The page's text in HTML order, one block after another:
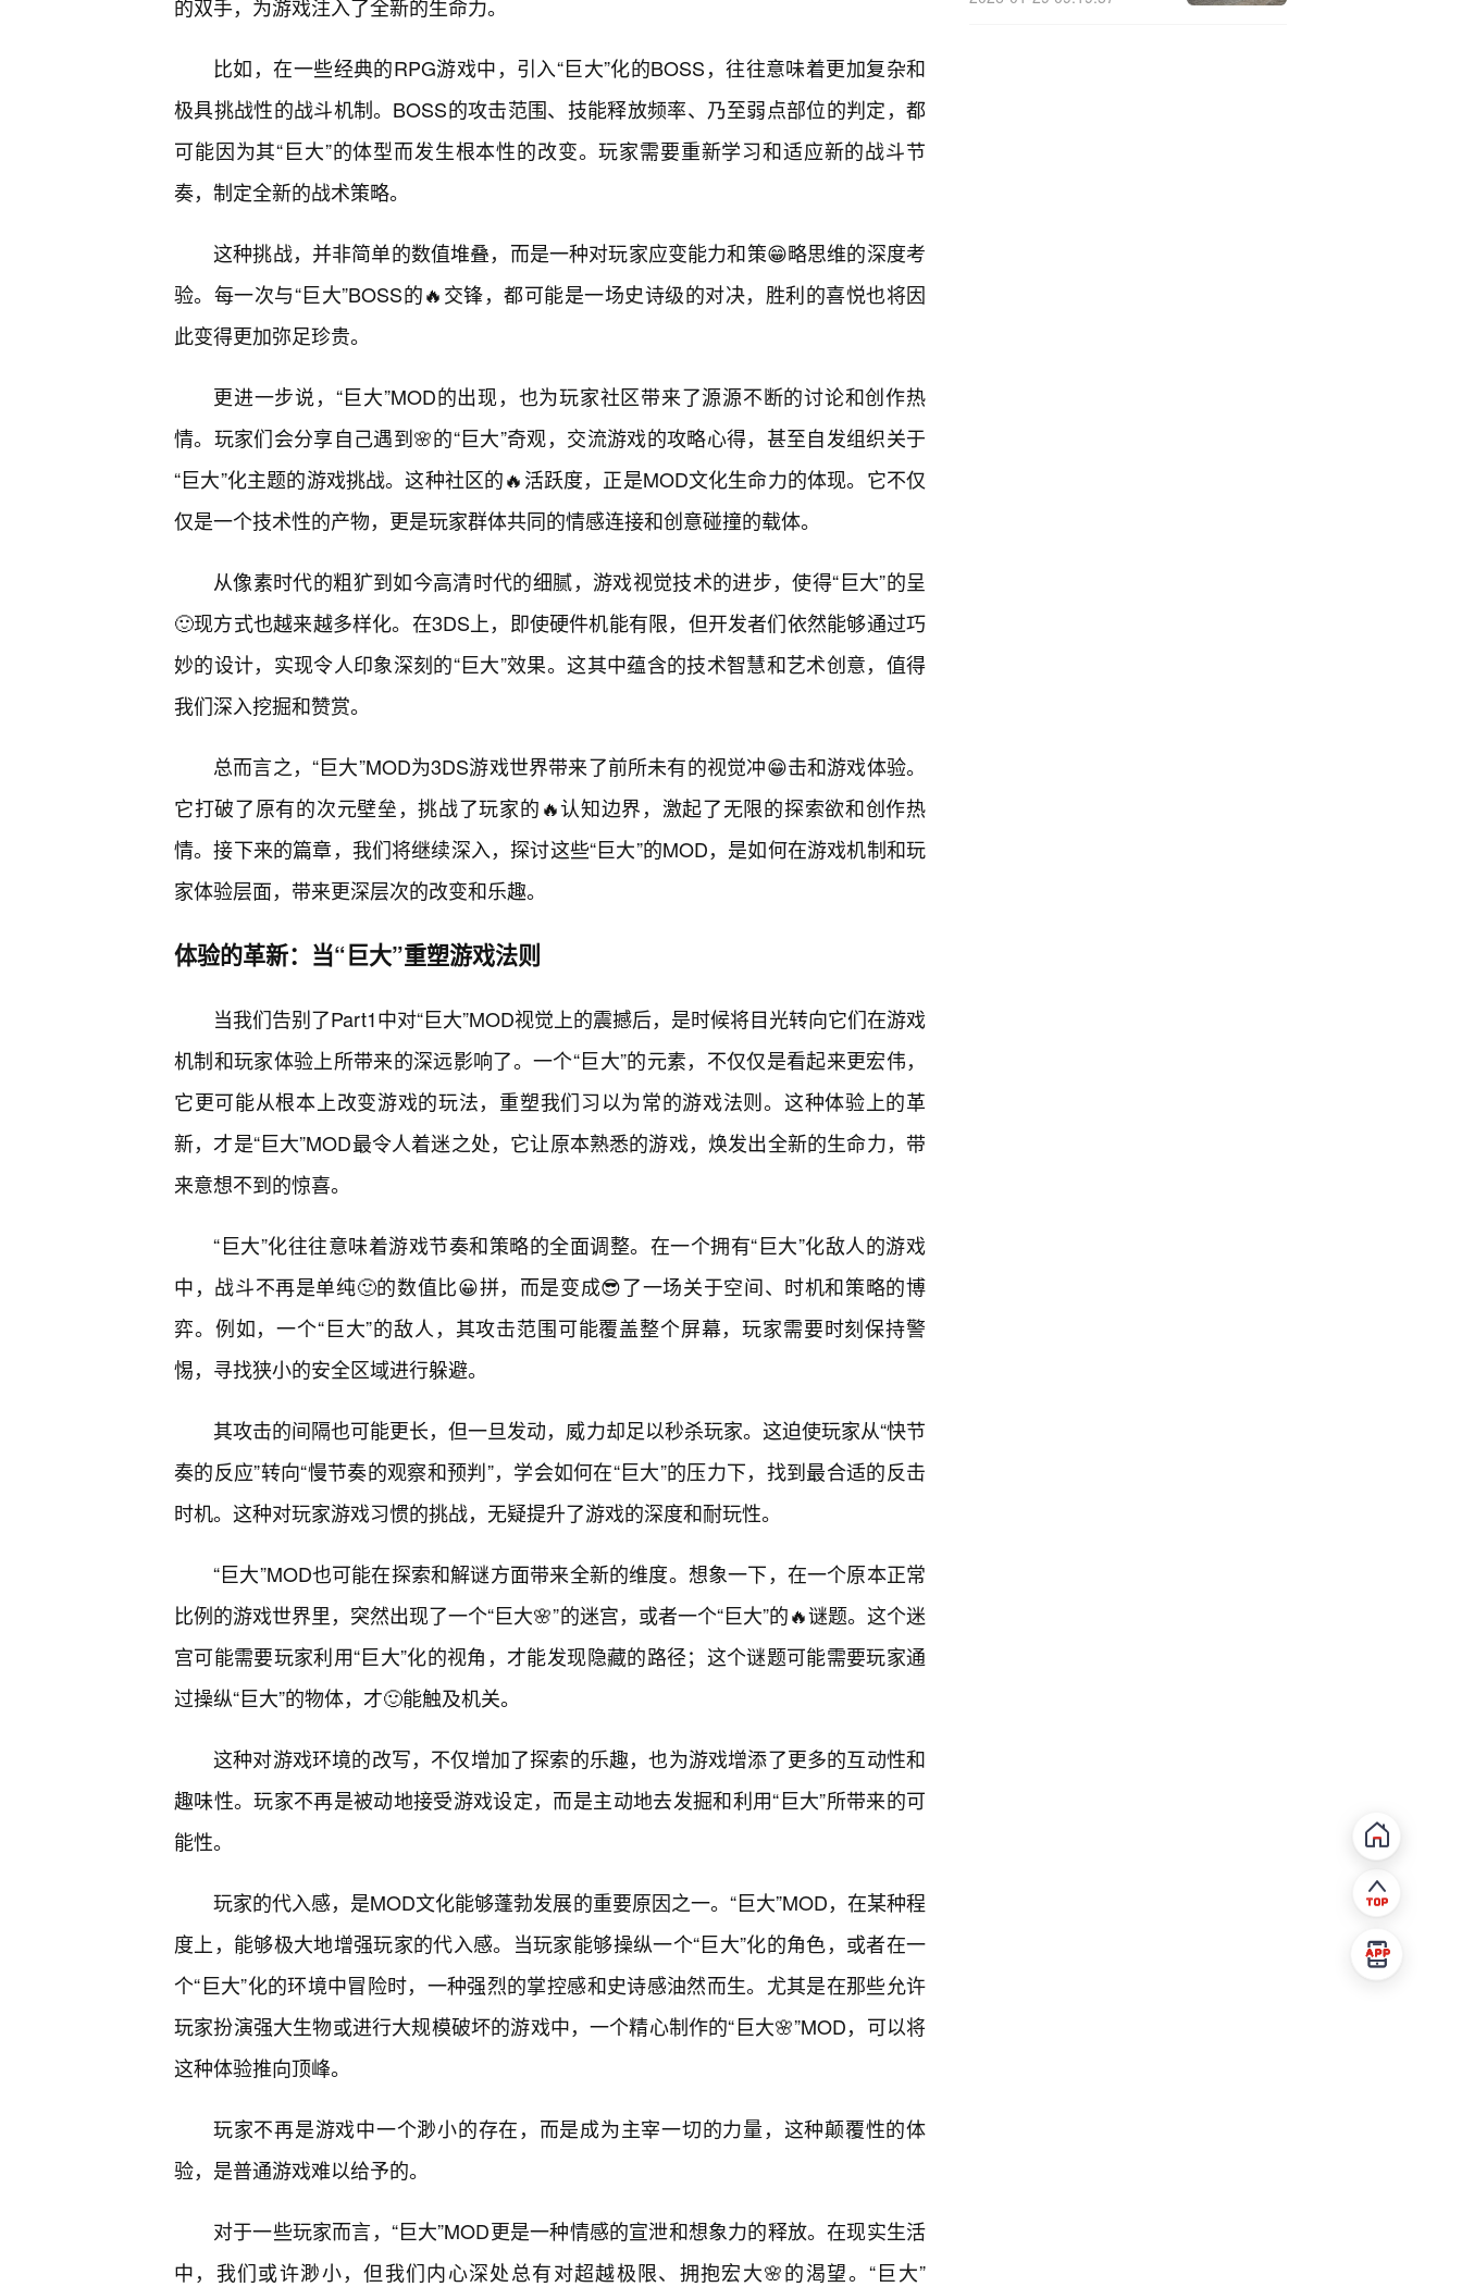
的双手，为游戏注入了全新的生命力。
比如，在一些经典的RPG游戏中，引入“巨大”化的BOSS，往往意味着更加复杂和
极具挑战性的战斗机制。BOSS的攻击范围、技能释放频率、乃至弱点部位的判定，都
可能因为其“巨大”的体型而发生根本性的改变。玩家需要重新学习和适应新的战斗节
奏，制定全新的战术策略。
这种挑战，并非简单的数值堆叠，而是一种对玩家应变能力和策😁略思维的深度考
验。每一次与“巨大”BOSS的🔥交锋，都可能是一场史诗级的对决，胜利的喜悦也将因
此变得更加弥足珍贵。
更进一步说，“巨大”MOD的出现，也为玩家社区带来了源源不断的讨论和创作热
情。玩家们会分享自己遇到🌸的“巨大”奇观，交流游戏的攻略心得，甚至自发组织关于
“巨大”化主题的游戏挑战。这种社区的🔥活跃度，正是MOD文化生命力的体现。它不仅
仅是一个技术性的产物，更是玩家群体共同的情感连接和创意碰撞的载体。
从像素时代的粗犷到如今高清时代的细腻，游戏视觉技术的进步，使得“巨大”的呈
🙂现方式也越来越多样化。在3DS上，即使硬件机能有限，但开发者们依然能够通过巧
妙的设计，实现令人印象深刻的“巨大”效果。这其中蕴含的技术智慧和艺术创意，值得
我们深入挖掘和赞赏。
总而言之，“巨大”MOD为3DS游戏世界带来了前所未有的视觉冲😁击和游戏体验。
它打破了原有的次元壁垒，挑战了玩家的🔥认知边界，激起了无限的探索欲和创作热
情。接下来的篇章，我们将继续深入，探讨这些“巨大”的MOD，是如何在游戏机制和玩
家体验层面，带来更深层次的改变和乐趣。
体验的革新：当“巨大”重塑游戏法则
当我们告别了Part1中对“巨大”MOD视觉上的震撼后，是时候将目光转向它们在游戏
机制和玩家体验上所带来的深远影响了。一个“巨大”的元素，不仅仅是看起来更宏伟，
它更可能从根本上改变游戏的玩法，重塑我们习以为常的游戏法则。这种体验上的革
新，才是“巨大”MOD最令人着迷之处，它让原本熟悉的游戏，焕发出全新的生命力，带
来意想不到的惊喜。
“巨大”化往往意味着游戏节奏和策略的全面调整。在一个拥有“巨大”化敌人的游戏
中，战斗不再是单纯🙂的数值比😀拼，而是变成😎了一场关于空间、时机和策略的博
弈。例如，一个“巨大”的敌人，其攻击范围可能覆盖整个屏幕，玩家需要时刻保持警
惕，寻找狭小的安全区域进行躲避。
其攻击的间隔也可能更长，但一旦发动，威力却足以秒杀玩家。这迫使玩家从“快节
奏的反应”转向“慢节奏的观察和预判”，学会如何在“巨大”的压力下，找到最合适的反击
时机。这种对玩家游戏习惯的挑战，无疑提升了游戏的深度和耐玩性。
“巨大”MOD也可能在探索和解谜方面带来全新的维度。想象一下，在一个原本正常
比例的游戏世界里，突然出现了一个“巨大🌸”的迷宫，或者一个“巨大”的🔥谜题。这个迷
宫可能需要玩家利用“巨大”化的视角，才能发现隐藏的路径；这个谜题可能需要玩家通
过操纵“巨大”的物体，才🙂能触及机关。
这种对游戏环境的改写，不仅增加了探索的乐趣，也为游戏增添了更多的互动性和
趣味性。玩家不再是被动地接受游戏设定，而是主动地去发掘和利用“巨大”所带来的可
能性。
玩家的代入感，是MOD文化能够蓬勃发展的重要原因之一。“巨大”MOD，在某种程
度上，能够极大地增强玩家的代入感。当玩家能够操纵一个“巨大”化的角色，或者在一
个“巨大”化的环境中冒险时，一种强烈的掌控感和史诗感油然而生。尤其是在那些允许
玩家扮演强大生物或进行大规模破坏的游戏中，一个精心制作的“巨大🌸”MOD，可以将
这种体验推向顶峰。
玩家不再是游戏中一个渺小的存在，而是成为主宰一切的力量，这种颠覆性的体
验，是普通游戏难以给予的。
对于一些玩家而言，“巨大”MOD更是一种情感的宣泄和想象力的释放。在现实生活
中，我们或许渺小，但我们内心深处总有对超越极限、拥抱宏大🌸的渴望。“巨大”